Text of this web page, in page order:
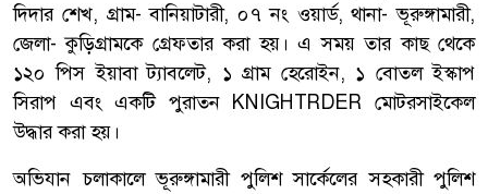
দিদার শেখ, গ্রাম- বানিয়াটারী, ০৭ নং ওয়ার্ড, থানা- ভূরুঙ্গামারী,
জেলা- কুড়িগ্রামকে গ্রেফতার করা হয়। এ সময় তার কাছ থেকে
১২০ পিস ইয়াবা ট্যাবলেট, ১ গ্রাম হেরোইন, ১ বোতল ইস্কাপ
সিরাপ এবং একটি পুরাতন KNIGHTRDER মোটরসাইকেল
উদ্ধার করা হয়।
অভিযান চলাকালে ভূরুঙ্গামারী পুলিশ সার্কেলের সহকারী পুলিশ